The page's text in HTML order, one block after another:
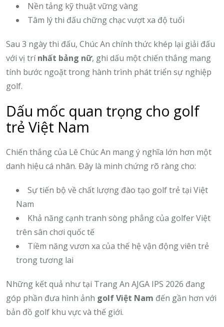
Nền tảng kỹ thuật vững vàng
Tâm lý thi đấu chững chạc vượt xa độ tuổi
Sau 3 ngày thi đấu, Chúc An chính thức khép lại giải đấu
với vị trínhất bảng nữ, ghi dấu một chiến thắng mang
tính bước ngoặt trong hành trình phát triển sự nghiệp
golf.
Dấu mốc quan trọng cho golf
trẻ Việt Nam
Chiến thắng của Lê Chúc An mang ý nghĩa lớn hơn một
danh hiệu cá nhân. Đây là minh chứng rõ ràng cho:
Sự tiến bộ về chất lượng đào tạo golf trẻ tại Việt
Nam
Khả năng cạnh tranh sòng phẳng của golfer Việt
trên sân chơi quốc tế
Tiềm năng vươn xa của thế hệ vận động viên trẻ
trong tương lai
Những kết quả như tại Trang An AJGA IPS 2026 đang
góp phần đưa hình ảnh golf Việt Nam đến gần hơn với
bản đồ golf khu vực và thế giới.